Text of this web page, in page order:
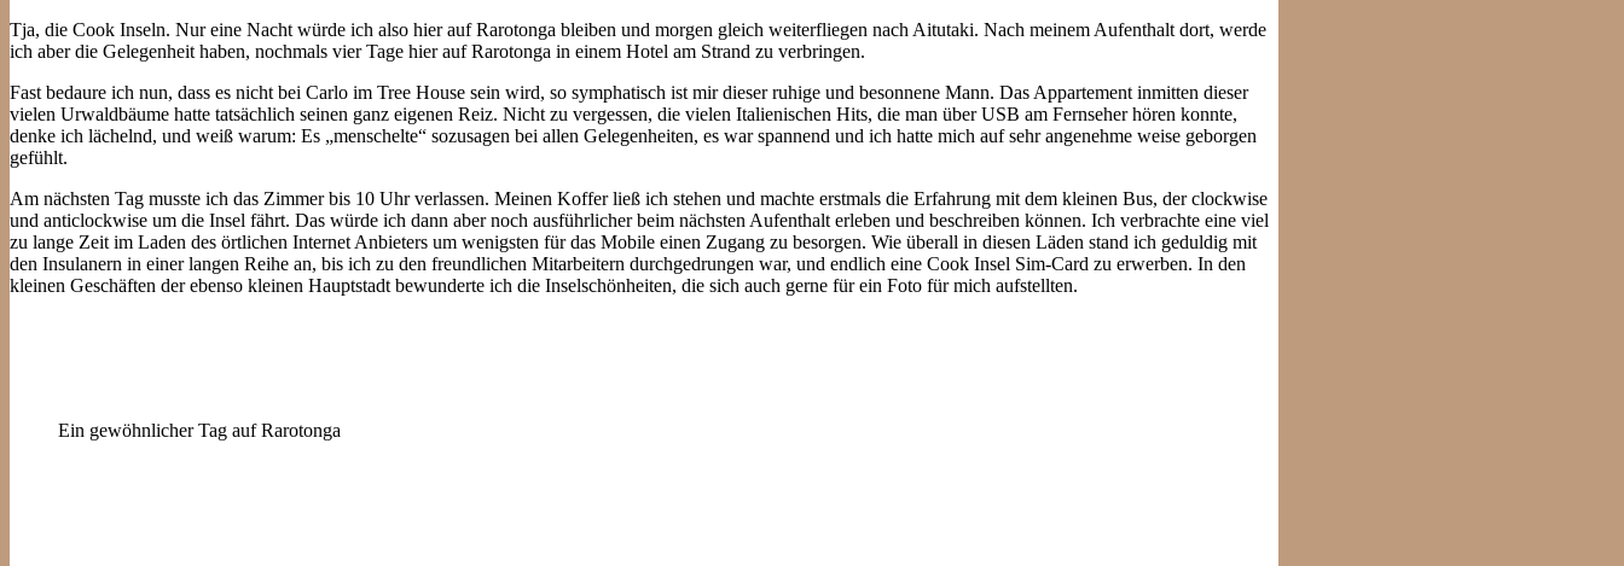
Tja, die Cook Inseln. Nur eine Nacht würde ich also hier auf Rarotonga bleiben und morgen gleich weiterfliegen nach Aitutaki. Nach meinem Aufenthalt dort, werde
ich aber die Gelegenheit haben, nochmals vier Tage hier auf Rarotonga in einem Hotel am Strand zu verbringen.
Fast bedaure ich nun, dass es nicht bei Carlo im Tree House sein wird, so symphatisch ist mir dieser ruhige und besonnene Mann. Das Appartement inmitten dieser
vielen Urwaldbäume hatte tatsächlich seinen ganz eigenen Reiz. Nicht zu vergessen, die vielen Italienischen Hits, die man über USB am Fernseher hören konnte,
denke ich lächelnd, und weiß warum: Es „menschelte“ sozusagen bei allen Gelegenheiten, es war spannend und ich hatte mich auf sehr angenehme weise geborgen
gefühlt.
Am nächsten Tag musste ich das Zimmer bis 10 Uhr verlassen. Meinen Koffer ließ ich stehen und machte erstmals die Erfahrung mit dem kleinen Bus, der clockwise
und anticlockwise um die Insel fährt. Das würde ich dann aber noch ausführlicher beim nächsten Aufenthalt erleben und beschreiben können. Ich verbrachte eine viel
zu lange Zeit im Laden des örtlichen Internet Anbieters um wenigsten für das Mobile einen Zugang zu besorgen. Wie überall in diesen Läden stand ich geduldig mit
den Insulanern in einer langen Reihe an, bis ich zu den freundlichen Mitarbeitern durchgedrungen war, und endlich eine Cook Insel Sim-Card zu erwerben. In den
kleinen Geschäften der ebenso kleinen Hauptstadt bewunderte ich die Inselschönheiten, die sich auch gerne für ein Foto für mich aufstellten.
Ein gewöhnlicher Tag auf Rarotonga